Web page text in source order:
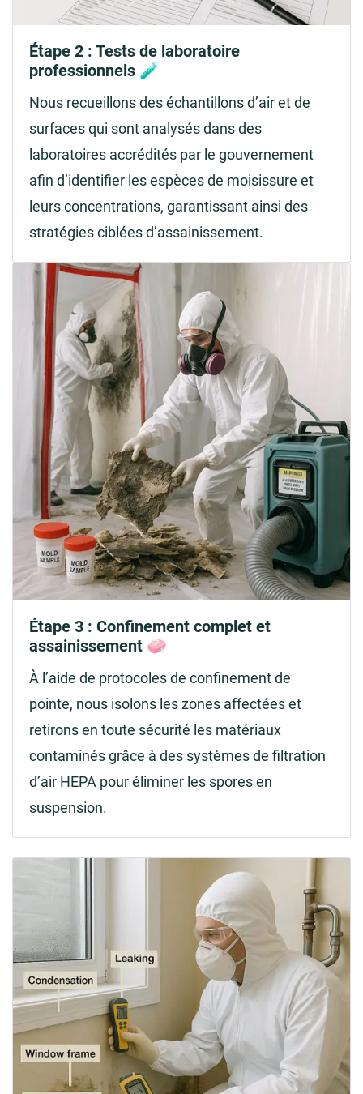
Étape 2 : Tests de laboratoire
professionnels 🧪
Nous recueillons des échantillons d’air et de
surfaces qui sont analysés dans des
laboratoires accrédités par le gouvernement
afin d’identifier les espèces de moisissure et
leurs concentrations, garantissant ainsi des
stratégies ciblées d’assainissement.
Étape 3 : Confinement complet et
assainissement 🧼
À l’aide de protocoles de confinement de
pointe, nous isolons les zones affectées et
retirons en toute sécurité les matériaux
contaminés grâce à des systèmes de filtration
d’air HEPA pour éliminer les spores en
suspension.